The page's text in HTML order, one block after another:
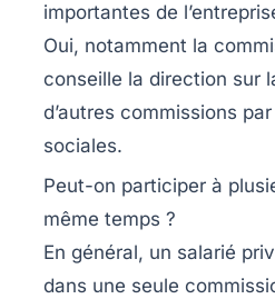
importantes de
Oui, notamment la
conseille la direction sur
d’autres commissions
sociales.
Peut-on participer à
même temps ?
En général, un salarié
dans une seule